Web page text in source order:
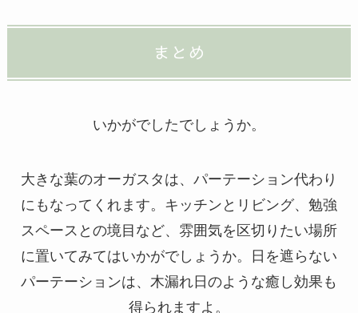
まとめ
いかがでしたでしょうか。
大きな葉のオーガスタは、パーテーション代わり
にもなってくれます。キッチンとリビング、勉強
スペースとの境目など、雰囲気を区切りたい場所
に置いてみてはいかがでしょうか。日を遮らない
パーテーションは、木漏れ日のような癒し効果も
得られますよ。